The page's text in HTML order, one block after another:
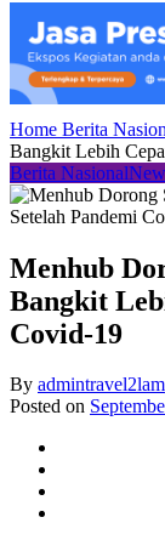
Home Berita
Bangkit Lebih
Berita Nasional
Menhub
Bangkit
Covid-19
By
Posted on